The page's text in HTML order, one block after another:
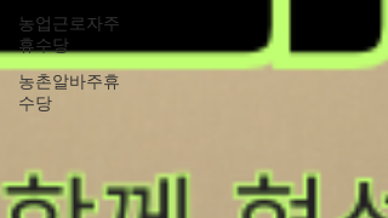
농업근로자주
휴수당
농촌알바주휴
수당